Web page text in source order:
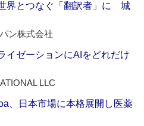
界とつなぐ「翻訳者」に 城
ン株式会社
イゼーションにAIをどれだけ
LLC
、日本市場に本格展開し医薬